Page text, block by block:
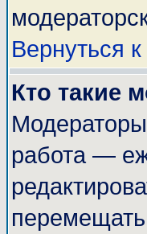
Вернуться
Кто такие
Модераторы
работа —